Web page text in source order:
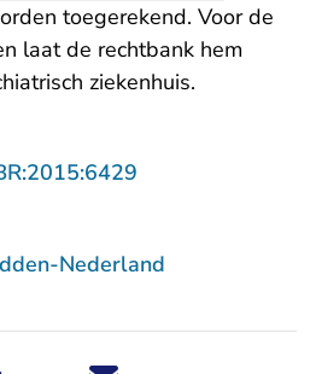
toegerekend. Voor de
laat de rechtbank hem
ziekenhuis.
Nederland